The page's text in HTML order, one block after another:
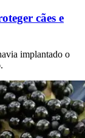
cães e
implantado o